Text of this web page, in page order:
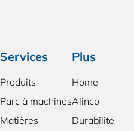
Services
Produits
Parc à machines
Matières
Plus
Home
Alinco
Durabilité